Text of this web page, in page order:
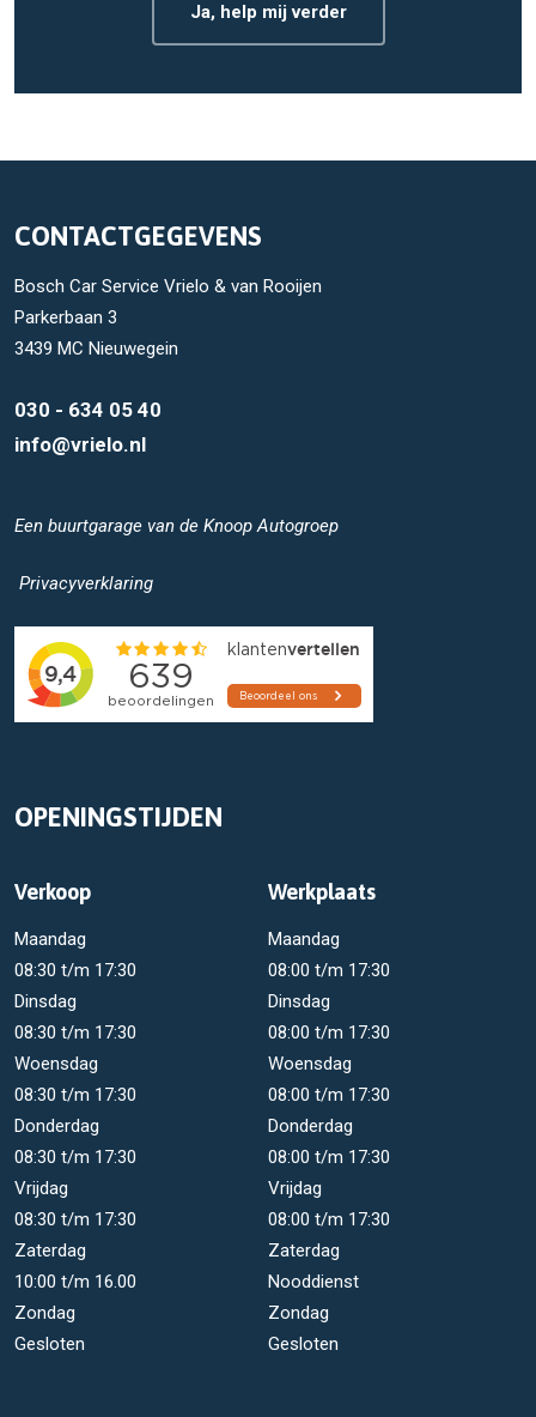
Ja, help mij verder
CONTACTGEGEVENS
Bosch Car Service Vrielo & van Rooijen
Parkerbaan 3
3439 MC Nieuwegein
030 - 634 05 40
info@vrielo.nl
Een buurtgarage van de Knoop Autogroep
Privacyverklaring
OPENINGSTIJDEN
Verkoop
Maandag
08:30 t/m 17:30
Dinsdag
08:30 t/m 17:30
Woensdag
08:30 t/m 17:30
Donderdag
08:30 t/m 17:30
Vrijdag
08:30 t/m 17:30
Zaterdag
10:00 t/m 16.00
Zondag
Gesloten
Werkplaats
Maandag
08:00 t/m 17:30
Dinsdag
08:00 t/m 17:30
Woensdag
08:00 t/m 17:30
Donderdag
08:00 t/m 17:30
Vrijdag
08:00 t/m 17:30
Zaterdag
Nooddienst
Zondag
Gesloten